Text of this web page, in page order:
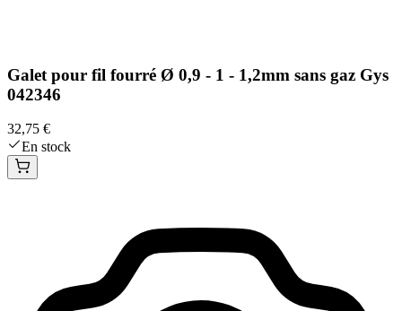
Galet pour fil fourré Ø 0,9 - 1 - 1,2mm sans gaz Gys
042346
32,75 €
En stock